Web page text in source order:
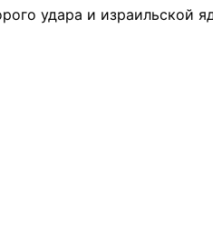
удара и израильской